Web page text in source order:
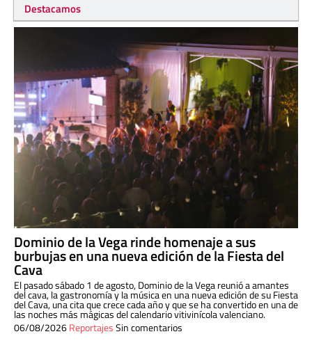
Destacamos
Dominio de la Vega rinde homenaje a sus
burbujas en una nueva edición de la Fiesta del
Cava
El pasado sábado 1 de agosto, Dominio de la Vega reunió a amantes
del cava, la gastronomía y la música en una nueva edición de su Fiesta
del Cava, una cita que crece cada año y que se ha convertido en una de
las noches más mágicas del calendario vitivinícola valenciano.
06/08/2026ReportajesSin comentarios